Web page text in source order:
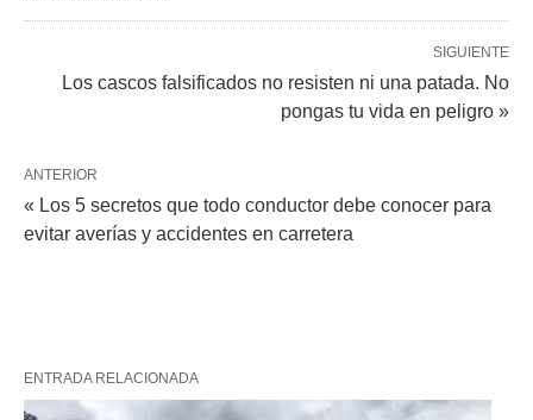
SIGUIENTE
Los cascos falsificados no resisten ni una patada. No
pongas tu vida en peligro »
ANTERIOR
« Los 5 secretos que todo conductor debe conocer para
evitar averías y accidentes en carretera
ENTRADA RELACIONADA